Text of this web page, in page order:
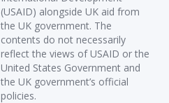
(USAID) alongside UK aid from
the UK government. The
contents do not necessarily
reflect the views of USAID or the
United States Government and
the UK government’s official
policies.